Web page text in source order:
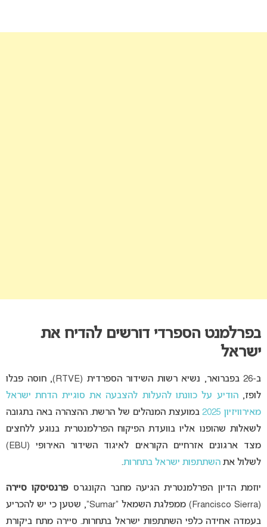
בפרלמנט הספרדי דורשים להדיח את
ישראל
ב-26 בפברואר, נשיא רשות השידור הספרדית (RTVE), חוסה פבלו
לופז,הודיע על כוונתו להעלות להצבעה את סוגיית הדחת ישראל
מאירוויזיון 2025
במועצת המנהלים של הרשת. ההצהרה באה בתגובה
לשאלות שהופנו אליו בוועדת הפיקוח הפרלמנטרית בנוגע ללחצים
מצד ארגונים אזרחיים הקוראים לאיגוד השידור האירופי (EBU)
לשלול את השתתפות ישראל בתחרות.
יוזמת הדיון הפרלמנטרית הגיעה מחבר הקונגרספרנסיסקו סיירה
(Francisco Sierra) ממפלגת השמאל “Sumar”, שטען כי יש להכריע
בעמדה אחידה כלפי השתתפות ישראל בתחרות. סיירה מתח ביקורת